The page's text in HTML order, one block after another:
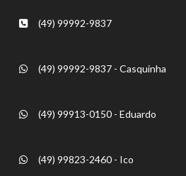
(49) 99992-9837
(49) 99992-9837 - Casquinha
(49) 99913-0150 - Eduardo
(49) 99823-2460 - Ico